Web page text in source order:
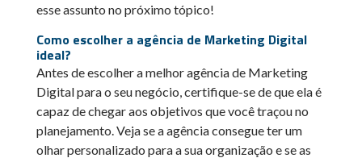
esse assunto no próximo tópico!
Como escolher a agência de Marketing Digital
ideal?
Antes de escolher a melhor agência de Marketing
Digital para o seu negócio, certifique-se de que ela é
capaz de chegar aos objetivos que você traçou no
planejamento. Veja se a agência consegue ter um
olhar personalizado para a sua organização e se as